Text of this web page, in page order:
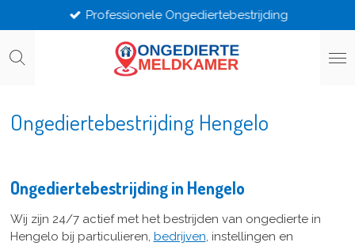
direct
naar
Professionele Ongediertebestrijding
Ongediertebestrijding Hengelo
Ongediertebestrijding in Hengelo
Wij zijn 24/7 actief met het bestrijden van ongedierte in
Hengelo bij particulieren, bedrijven, instellingen en